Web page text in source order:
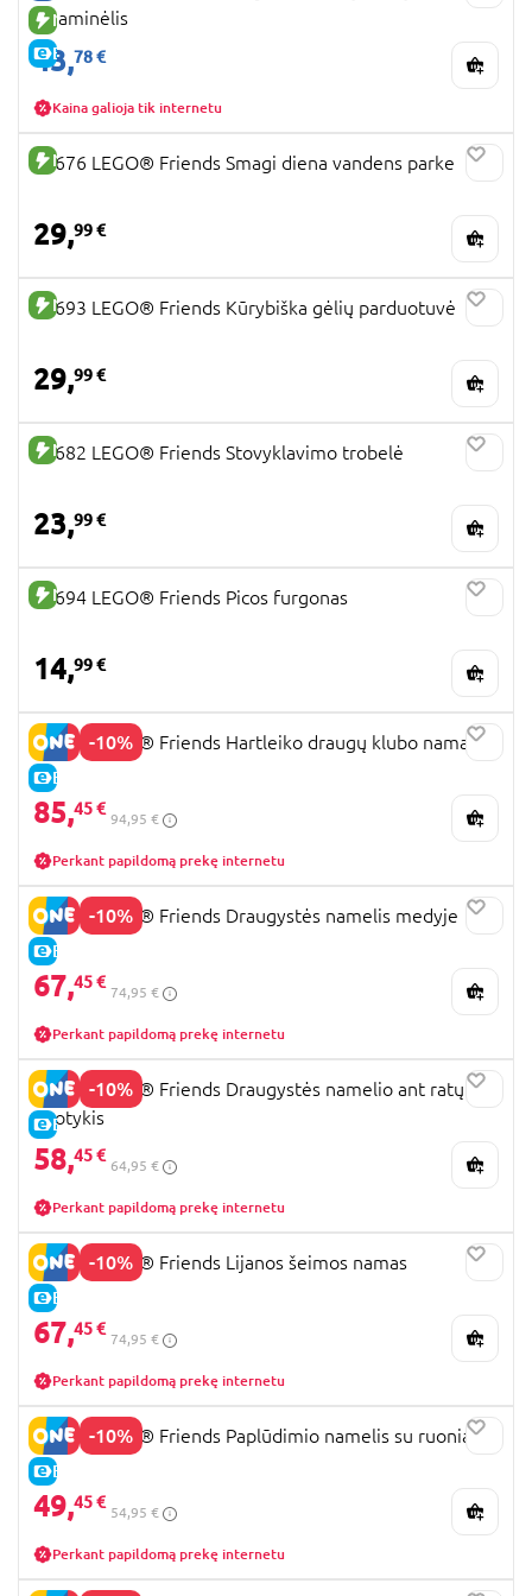
pramogų vandens parkas. Bet kuris LEGO Friends
smagiai imasi ir berniukai, tad nedvejokite ir
rinkitės internetinėje Žaislų Planetos
parduotuvėje. Aišku, turbūt jau galvojate, kad
vieno rinkinio bus negana. Jei taip nutiks, tuomet
kviečiame sekti mūsų naujienas ir jus pradžiugins
šiems rinkiniams ir džiugina tėvelius sumažinta
NAUJA PREKĖ
E-KAINA
lagaminėlis
43,78 €
Kaina galioja tik internetu
NAUJA PREKĖ
42676 LEGO® Friends Smagi diena vandens parke
29,99 €
NAUJA PREKĖ
42693 LEGO® Friends Kūrybiška gėlių parduotuvė
29,99 €
NAUJA PREKĖ
42682 LEGO® Friends Stovyklavimo trobelė
23,99 €
NAUJA PREKĖ
42694 LEGO® Friends Picos furgonas
14,99 €
-10%
E-KAINA
42689 LEGO® Friends Hartleiko draugų klubo namai
85,45 €
94,95 €
Perkant papildomą prekę internetu
-10%
E-KAINA
42652 LEGO® Friends Draugystės namelis medyje
67,45 €
74,95 €
Perkant papildomą prekę internetu
-10%
E-KAINA
42663 LEGO® Friends Draugystės namelio ant ratų
nuotykis
58,45 €
64,95 €
Perkant papildomą prekę internetu
-10%
E-KAINA
42687 LEGO® Friends Lijanos šeimos namas
67,45 €
74,95 €
Perkant papildomą prekę internetu
-10%
E-KAINA
42699 LEGO® Friends Paplūdimio namelis su ruoniais
49,45 €
54,95 €
Perkant papildomą prekę internetu